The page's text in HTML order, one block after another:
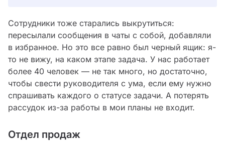
Сотрудники тоже старались выкрутиться:
пересылали сообщения в чаты с собой, добавляли
в избранное. Но это все равно был черный ящик: я-
то не вижу, на каком этапе задача. У нас работает
более 40 человек — не так много, но достаточно,
чтобы свести руководителя с ума, если ему нужно
спрашивать каждого о статусе задачи. А потерять
рассудок из-за работы в мои планы не входит.
Отдел продаж